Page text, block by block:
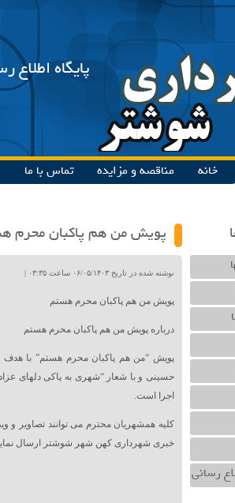
پایگاه
خانه مناقصه و مزایده تماس با ما
رسانی
پویش من هم پاکبان محرم
نوشته شده در تاریخ ۰۶/۰۵/۱۴۰۳ ساعت ۰۳:۳۵ |
پویش من هم پاکبان محرم هستم
درباره پویش من هم پاکبان محرم هستم
پویش “من هم پاکبان محرم هستم” با
حسینی و با شعار “شهری به پاکی دلهای
اجرا است.
کلیه همشهریان محترم می توانند تصاویر و
خبری شهرداری کهن شهر شوشتر ارسال